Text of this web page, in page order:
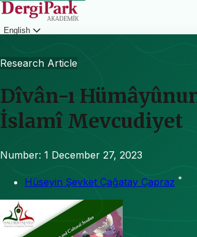
English
Research Article
Dîvân-ı
İslamî Mevcudiyet
Number: 1 December 27, 2023
Hüseyin Şevket Çağatay Çapraz *